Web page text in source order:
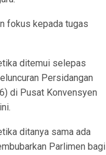
fokus kepada tugas
ditemui selepas
Persidangan
di Pusat Konvensyen
ditanya sama ada
Parlimen bagi